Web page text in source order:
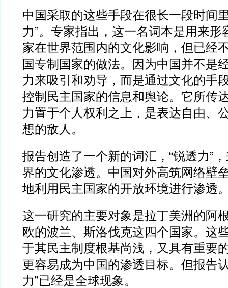
中国采取的这些手段在很长一段时间
力”。专家指出，这一名词本是用来形
家在世界范围内的文化影响，但已经
国专制国家的做法。因为中国并不是
力来吸引和劝导，而是通过文化的手
控制民主国家的信息和舆论。它所传
力置于个人权利之上，是表达自由、
想的敌人。
报告创造了一个新的词汇，“锐透力”
界的文化渗透。中国对外高筑网络壁
地利用民主国家的开放环境进行渗透
这一研究的主要对象是拉丁美洲的阿
欧的波兰、斯洛伐克这四个国家。这
于其民主制度根基尚浅，又具有重要
更容易成为中国的渗透目标。但报告
力”已经是全球现象。